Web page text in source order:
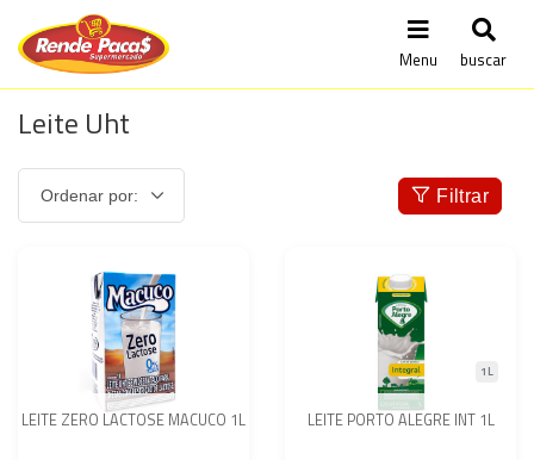
Menu buscar
Leite Uht
Filtrar
LEITE ZERO LACTOSE MACUCO 1L LEITE PORTO ALEGRE INT 1L
1L